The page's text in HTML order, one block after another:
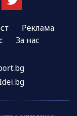
Реклама
За нас
Idei.bg